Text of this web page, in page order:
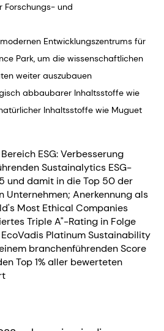
Forschungs- und
Entwicklungszentrums für
Park, um die wissenschaftlichen
weiter auszubauen
abbaubarer Inhaltsstoffe wie
Inhaltsstoffe wie Muguet
ESG: Verbesserung
Sustainalytics ESG-
und damit in die Top 50 der
Anerkennung als
Most Ethical Companies
Triple A"-Rating in Folge
Platinum Sustainability
branchenführenden Score
Top 1% aller bewerteten